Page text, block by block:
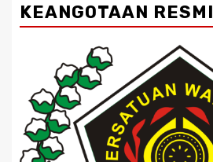
KEANGOTAAN RESMI